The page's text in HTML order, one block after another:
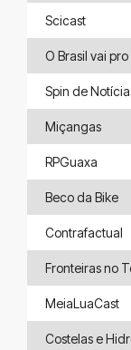
Scicast
O Brasil vai
Spin de
Miçangas
RPGuaxa
Beco da Bike
Contrafactual
Fronteiras no
MeiaLuaCast
Costelas e